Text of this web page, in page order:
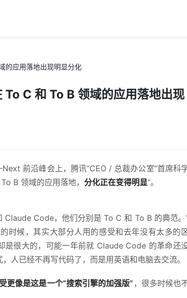
的应用落地出现明显分化
C 和 To B 领域的应用落地出现
前沿峰会上，腾讯“CEO / 总裁办公室”首席科
B 领域的应用落地， 分化正在变得明显”。
Claude Code，他们分别是 To C 和 To B 的典范。
时候，其实大部分人用的感受和去年没有太多的
是很大的，可能一年前就 Claude Code 的革命还
人已经不再写代码了，而是用英语和电脑去交流。
更像是这是一个“搜索引擎的加强版” ，很多时候也